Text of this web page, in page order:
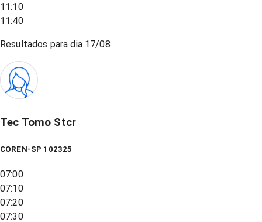
11:10
11:40
Resultados para dia 17/08
Tec Tomo Stcr
COREN-SP 102325
07:00
07:10
07:20
07:30